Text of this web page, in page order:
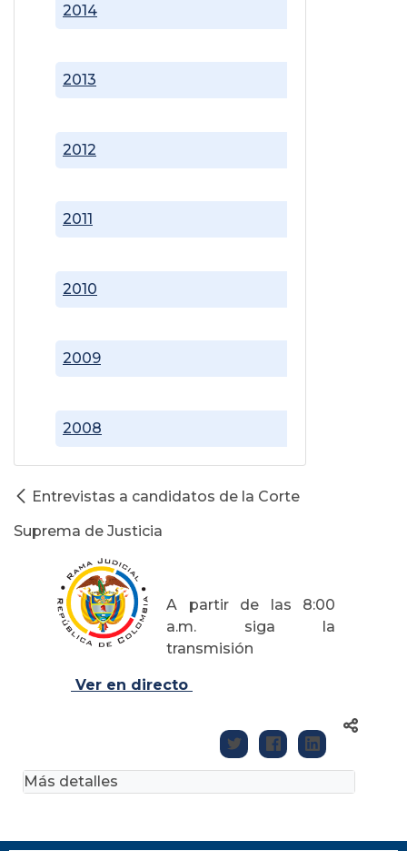
2008
2009
2010
2011
2012
2013
2014
Entrevistas a candidatos de la Corte
Suprema de Justicia
A partir de las 8:00
a.m. siga la
transmisión
Ver en directo
Más detalles